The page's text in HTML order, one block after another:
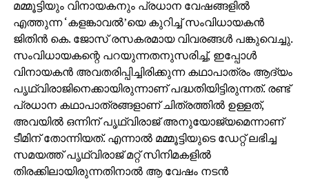
മമ്മൂട്ടിയും വിനായകനും പ്രധാന വേഷങ്ങളില്‍
എത്തുന്ന ‘കളങ്കാവല്‍’യെ കുറിച്ച് സംവിധായകന്‍
ജിതിന്‍ കെ. ജോസ് രസകരമായ വിവരങ്ങള്‍ പങ്കുവെച്ചു.
സംവിധായകന്റെ പറയുന്നതനുസരിച്ച്, ഇപ്പോള്‍
വിനായകന്‍ അവതരിപ്പിച്ചിരിക്കുന്ന കഥാപാത്രം ആദ്യം
പൃഥ്വിരാജിനെക്കായിരുന്നാണ് പദ്ധതിയിട്ടിരുന്നത്. രണ്ട്
പ്രധാന കഥാപാത്രങ്ങളാണ് ചിത്രത്തില്‍ ഉള്ളത്,
അവയില്‍ ഒന്നിന് പൃഥ്വിരാജ് അനുയോജ്യമെന്നാണ്
ടീമിന് തോന്നിയത്. എന്നാല്‍ മമ്മൂട്ടിയുടെ ഡേറ്റ് ലഭിച്ച
സമയത്ത് പൃഥ്വിരാജ് മറ്റ് സിനിമകളില്‍
തിരക്കിലായിരുന്നതിനാല്‍ ആ വേഷം നടന്‍